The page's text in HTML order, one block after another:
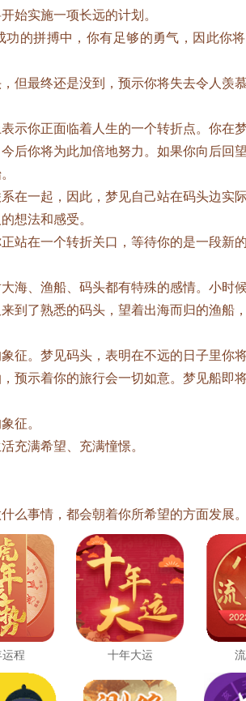
始实施一项长远的计划。
的拼搏中，你有足够的勇气，因此你
但最终还是没到，预示你将失去令人羡慕
示你正面临着人生的一个转折点。你在
后你将为此加倍地努力。如果你向后回
在一起，因此，梦见自己站在码头边实
想法和感受。
站在一个转折关口，等待你的是一段新的
海、渔船、码头都有特殊的感情。小时
到了熟悉的码头，望着出海而归的渔船
征。梦见码头，表明在不远的日子里你
预示着你的旅行会一切如意。梦见船即
征。
充满希望、充满憧憬。
么事情，都会朝着你所希望的方面发展。
程 十年大运